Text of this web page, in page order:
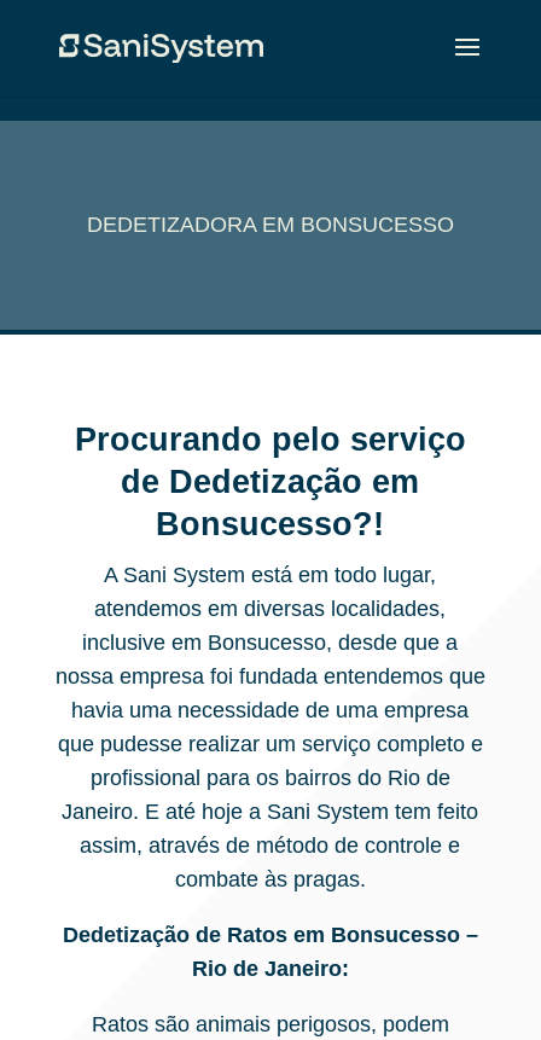
DEDETIZADORA EM BONSUCESSO
Procurando pelo serviço
de Dedetização em
Bonsucesso?!
A Sani System está em todo lugar,
atendemos em diversas localidades,
inclusive em Bonsucesso, desde que a
nossa empresa foi fundada entendemos que
havia uma necessidade de uma empresa
que pudesse realizar um serviço completo e
profissional para os bairros do Rio de
Janeiro. E até hoje a Sani System tem feito
assim, através de método de controle e
combate às pragas.
Dedetização de Ratos em Bonsucesso –
Rio de Janeiro:
Ratos são animais perigosos, podem